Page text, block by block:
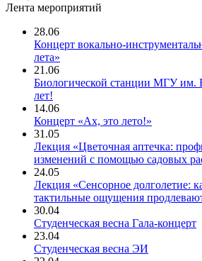
Лента мероприятий
28.06
Концерт вокально-
лета»
21.06
Биологической станции МГУ
лет!
14.06
Концерт «Ах, это лето!»
31.05
Лекция «Цветочная аптечка:
изменений с помощью садовых
24.05
Лекция «Сенсорное долголетие:
тактильные ощущения
30.04
Студенческая весна Гала-концерт
23.04
Студенческая весна ЭИ